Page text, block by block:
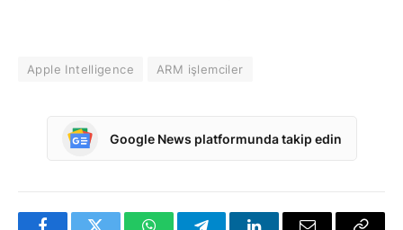
Apple Intelligence ARM işlemciler
Google News platformunda takip edin